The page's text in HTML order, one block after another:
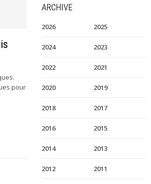
pour
ARCHIVE
2026 2025
2024 2023
2022 2021
2020 2019
2018 2017
2016 2015
2014 2013
2012 2011